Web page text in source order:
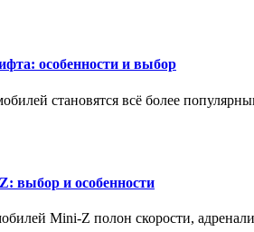
особенности и выбор
становятся всё более
выбор и особенности
Mini-Z полон скорости,